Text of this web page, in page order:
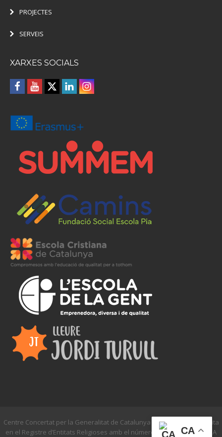
PROJECTES
SERVEIS
XARXES SOCIALS
Centre Concertat per la Generalitat de Catalunya - NIF:R0800577I Inscrita
en el Registre d’Entitats Religioses amb el número 4982 - © ESCOLA PIA
CA